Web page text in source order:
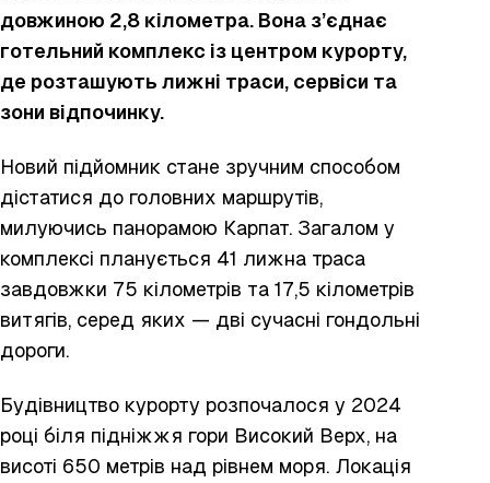
довжиною 2,8 кілометра. Вона з’єднає
готельний комплекс із центром курорту,
де розташують лижні траси, сервіси та
зони відпочинку.
Новий підйомник стане зручним способом
дістатися до головних маршрутів,
милуючись панорамою Карпат. Загалом у
комплексі планується 41 лижна траса
завдовжки 75 кілометрів та 17,5 кілометрів
витягів, серед яких — дві сучасні гондольні
дороги.
Будівництво курорту розпочалося у 2024
році біля підніжжя гори Високий Верх, на
висоті 650 метрів над рівнем моря. Локація